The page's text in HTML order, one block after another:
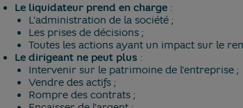
Le liquidateur prend en charge :
L'administration de la société ;
Les prises de décisions ;
Toutes les actions ayant un impact sur le
Le dirigeant ne peut plus :
Intervenir sur le patrimoine de l'entreprise ;
Vendre des actifs ;
Rompre des contrats ;